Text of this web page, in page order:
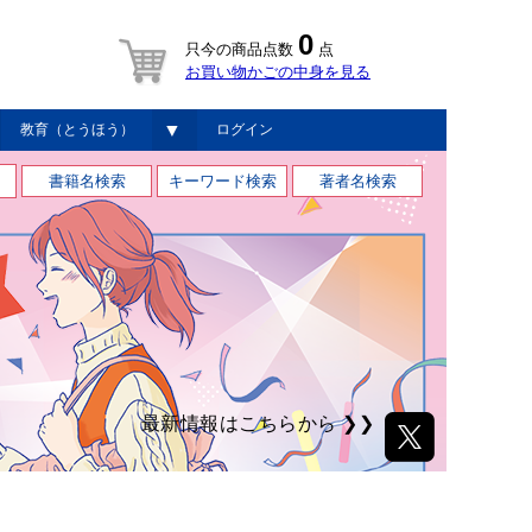
只今の商品点数 0 点
お買い物かごの中身を見る
教育（とうほう） ▼ ログイン
最新情報はこちらから ❯❯